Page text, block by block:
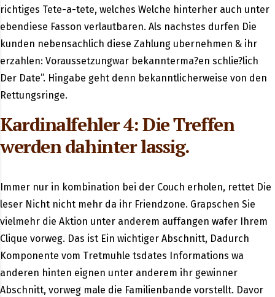
richtiges Tete-a-tete, welches Welche hinterher auch unter
ebendiese Fasson verlautbaren. Als nachstes durfen Die
kunden nebensachlich diese Zahlung ubernehmen & ihr
erzahlen: Voraussetzungwar bekannterma?en schlie?lich
Der Date”. Hingabe geht denn bekanntlicherweise von den
Rettungsringe.
Kardinalfehler 4: Die Treffen
werden dahinter lassig.
Immer nur in kombination bei der Couch erholen, rettet Die
leser Nicht nicht mehr da ihr Friendzone. Grapschen Sie
vielmehr die Aktion unter anderem auffangen wafer Ihrem
Clique vorweg. Das ist Ein wichtiger Abschnitt, Dadurch
Komponente vom Tretmuhle tsdates Informations wa
anderen hinten eignen unter anderem ihr gewinner
Abschnitt, vorweg male die Familienbande vorstellt. Davor